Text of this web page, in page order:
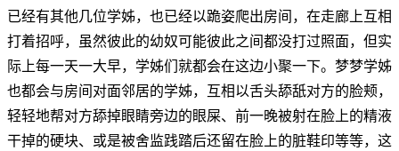
已经有其他几位学姊，也已经以跪姿爬出房间，在走廊上互相
打着招呼，虽然彼此的幼奴可能彼此之间都没打过照面，但实
际上每一天一大早，学姊们就都会在这边小聚一下。梦梦学姊
也都会与房间对面邻居的学姊，互相以舌头舔舐对方的脸颊，
轻轻地帮对方舔掉眼睛旁边的眼屎、前一晚被射在脸上的精液
干掉的硬块、或是被舍监践踏后还留在脸上的脏鞋印等等，这